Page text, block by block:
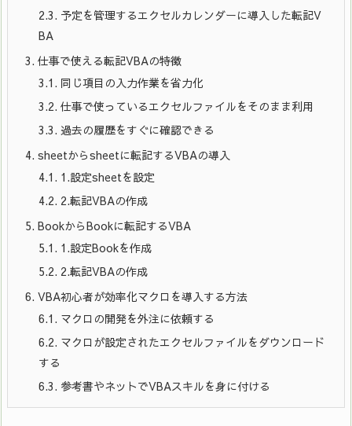
2.3. 予定を管理するエクセルカレンダーに導入した転記V
BA
3. 仕事で使える転記VBAの特徴
3.1. 同じ項目の入力作業を省力化
3.2. 仕事で使っているエクセルファイルをそのまま利用
3.3. 過去の履歴をすぐに確認できる
4. sheetからsheetに転記するVBAの導入
4.1. 1.設定sheetを設定
4.2. 2.転記VBAの作成
5. BookからBookに転記するVBA
5.1. 1.設定Bookを作成
5.2. 2.転記VBAの作成
6. VBA初心者が効率化マクロを導入する方法
6.1. マクロの開発を外注に依頼する
6.2. マクロが設定されたエクセルファイルをダウンロード
する
6.3. 参考書やネットでVBAスキルを身に付ける